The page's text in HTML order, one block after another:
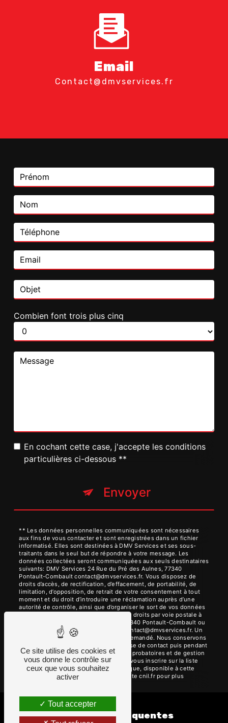
Email
contact@dmvservices.fr
Combien font trois plus cinq
En cochant cette case, j'accepte les conditions
particulières ci-dessous **
Envoyer
** Les données personnelles communiquées sont nécessaires
aux fins de vous contacter et sont enregistrées dans un fichier
informatisé. Elles sont destinées à DMV Services et ses sous-
traitants dans le seul but de répondre à votre message. Les
données collectées seront communiquées aux seuls destinataires
suivants: DMV Services 24 Rue du Pré des Aulnes, 77340
Pontault-Combault contact@dmvservices.fr. Vous disposez de
droits d’accès, de rectification, d’effacement, de portabilité, de
limitation, d’opposition, de retrait de votre consentement à tout
moment et du droit d’introduire une réclamation auprès d’une
autorité de contrôle, ainsi que d’organiser le sort de vos données
post-mortem. Vous pouvez exercer ces droits par voie postale à
l'adresse 24 Rue du Pré des Aulnes, 77340 Pontault-Combault ou
par courrier électronique à l'adresse contact@dmvservices.fr. Un
justificatif d'identité pourra vous être demandé. Nous conservons
vos données pendant la période de prise de contact puis pendant
la durée de prescription légale aux fins probatoires et de gestion
des contentieux. Vous avez le droit de vous inscrire sur la liste
d'opposition au démarchage téléphonique, disponible à cette
Bloctel.gouv.fr
. Consultez le site cnil.fr pour plus
Recherches fréquentes
Ce site utilise des cookies et
vous donne le contrôle sur
ceux que vous souhaitez
activer
Tout accepter